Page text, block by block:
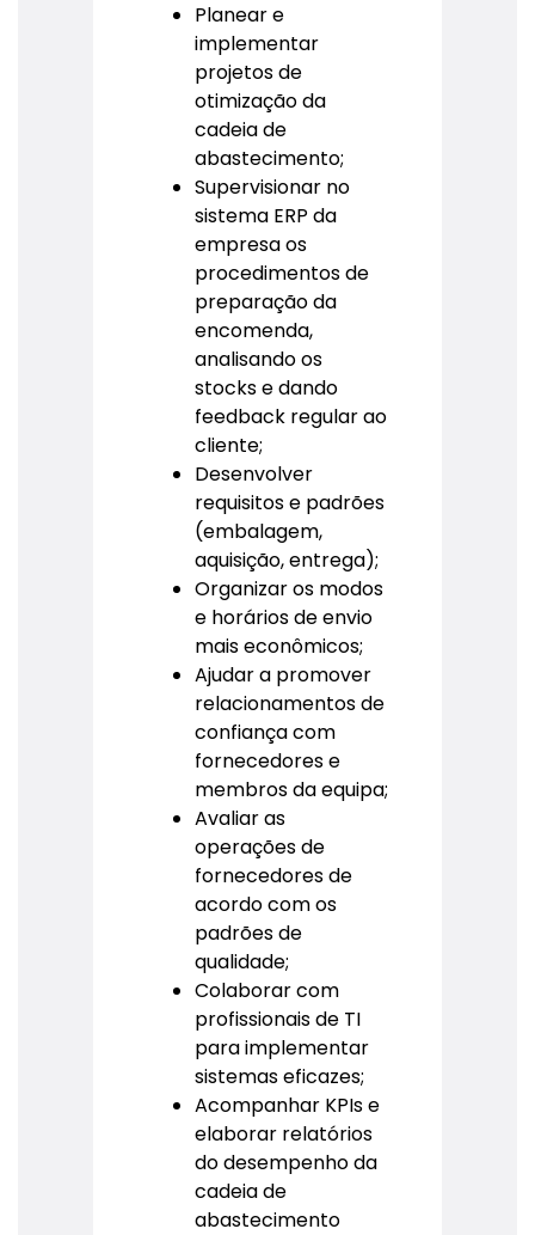
Planear e
implementar
projetos de
otimização da
cadeia de
abastecimento;
Supervisionar no
sistema ERP da
empresa os
procedimentos de
preparação da
encomenda,
analisando os
stocks e dando
feedback regular ao
cliente;
Desenvolver
requisitos e padrões
(embalagem,
aquisição, entrega);
Organizar os modos
e horários de envio
mais econômicos;
Ajudar a promover
relacionamentos de
confiança com
fornecedores e
membros da equipa;
Avaliar as
operações de
fornecedores de
acordo com os
padrões de
qualidade;
Colaborar com
profissionais de TI
para implementar
sistemas eficazes;
Acompanhar KPIs e
elaborar relatórios
do desempenho da
cadeia de
abastecimento